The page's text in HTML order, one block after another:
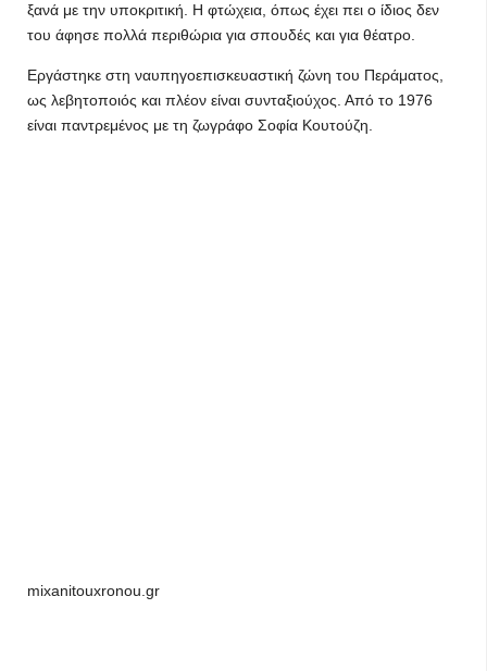
ξανά με την υποκριτική. Η φτώχεια, όπως έχει πει ο ίδιος δεν
του άφησε πολλά περιθώρια για σπουδές και για θέατρο.
Εργάστηκε στη ναυπηγοεπισκευαστική ζώνη του Περάματος,
ως λεβητοποιός και πλέον είναι συνταξιούχος. Από το 1976
είναι παντρεμένος με τη ζωγράφο Σοφία Κουτούζη.
mixanitouxronou.gr